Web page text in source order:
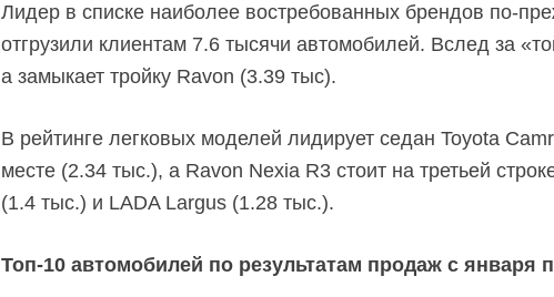
Лидер в списке наиболее востребованных брендов по-
отгрузили клиентам 7.6 тысячи автомобилей. Вслед за
а замыкает тройку Ravon (3.39 тыс).
В рейтинге легковых моделей лидирует седан Toyota
месте (2.34 тыс.), а Ravon Nexia R3 стоит на третьей
(1.4 тыс.) и LADA Largus (1.28 тыс.).
Топ-10 автомобилей по результатам продаж с января